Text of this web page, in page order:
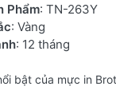
Phẩm: TN-263Y
: Vàng
: 12 tháng
bật của mực in